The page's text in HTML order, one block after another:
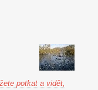
potkat a vidět,